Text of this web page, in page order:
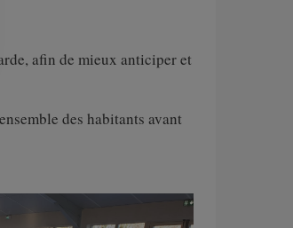
afin de mieux anticiper et
des habitants avant